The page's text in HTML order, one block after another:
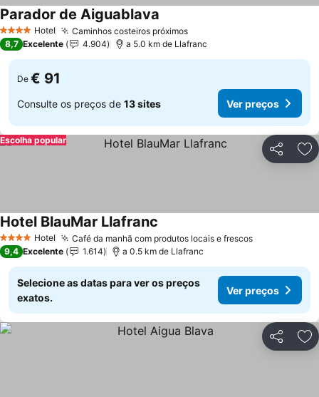
4 EstrelasHotel Caminhos costeiros próximosVer preços
Parador de Aiguablava
8,7 Excelente 4.904 a 5.0 km de Llafranc
De € 91
Consulte os preços de 13 sites Ver preços
Partilhar
Escolha popular
4 EstrelasHotel Café da manhã com produtos locais e frescosVer preços
Hotel BlauMar Llafranc
9,4 Excelente 1.614 a 0.5 km de Llafranc
Selecione as datas para ver os preços
exatos.
Ver preços
Partilhar